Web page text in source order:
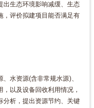
出生态环境影响减缓、生态
，评价拟建项目能否满足有
水资源(含非常规水源)、
以及设备回收利用情况，
分析，提出资源节约、关键